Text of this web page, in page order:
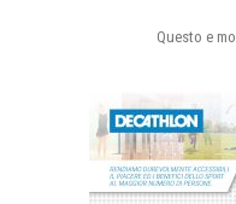
Questo e